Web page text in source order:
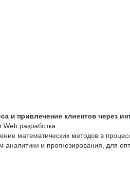
и привлечение клиентов через
разработка
математических методов в
аналитики и прогнозирования, для